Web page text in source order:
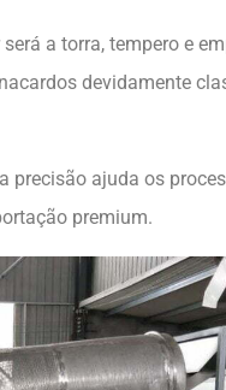
a torra, tempero e
devidamente
precisão ajuda os
premium.